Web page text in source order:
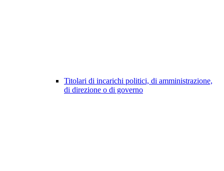
Titolari di incarichi politici, di amministrazione,
di direzione o di governo